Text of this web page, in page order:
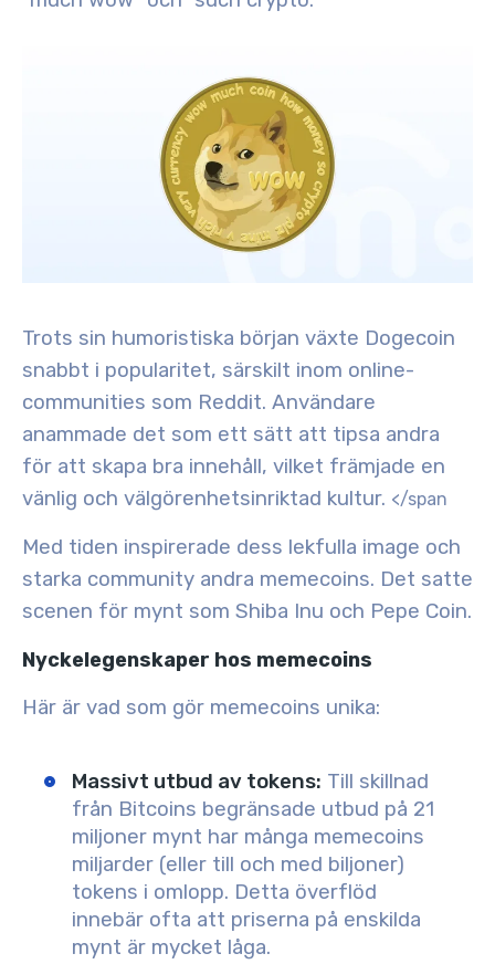
Trots sin humoristiska början växte Dogecoin
snabbt i popularitet, särskilt inom online-
communities som Reddit. Användare
anammade det som ett sätt att tipsa andra
för att skapa bra innehåll, vilket främjade en
vänlig och välgörenhetsinriktad kultur. </span
Med tiden inspirerade dess lekfulla image och
starka community andra memecoins. Det satte
scenen för mynt som Shiba Inu och Pepe Coin.
Nyckelegenskaper hos memecoins
Här är vad som gör memecoins unika:
Massivt utbud av tokens: Till skillnad
från Bitcoins begränsade utbud på 21
miljoner mynt har många memecoins
miljarder (eller till och med biljoner)
tokens i omlopp. Detta överflöd
innebär ofta att priserna på enskilda
mynt är mycket låga.